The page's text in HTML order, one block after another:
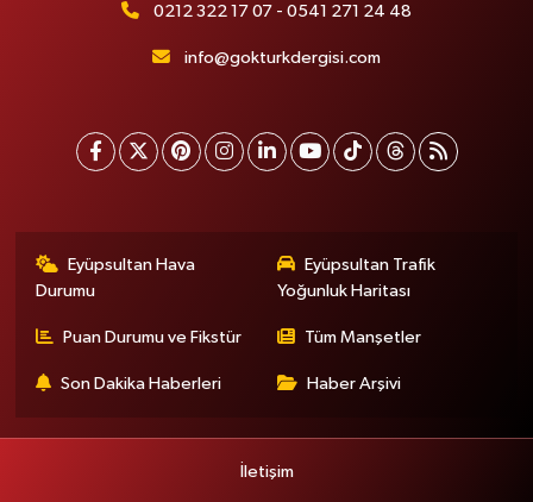
0212 322 17 07 - 0541 271 24 48
info@gokturkdergisi.com
Eyüpsultan Hava
Durumu
Eyüpsultan Trafik
Yoğunluk Haritası
Puan Durumu ve Fikstür Tüm Manşetler
Son Dakika Haberleri Haber Arşivi
İletişim